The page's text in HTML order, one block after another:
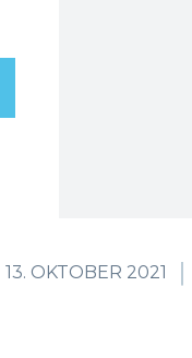
13. OKTOBER 2021